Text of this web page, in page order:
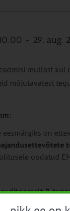
- 29. aug.
mullast kui
mõjutavatest
eesmärgiks on
oodatud
8-
2025